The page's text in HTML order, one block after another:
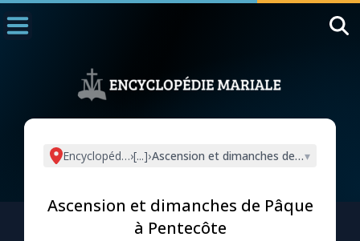
L'actualité de la semaine
Encyclopédie mariale
›[...]›Ascension et dimanches de Pâque à
▾
Ascension et dimanches de Pâque
à Pentecôte